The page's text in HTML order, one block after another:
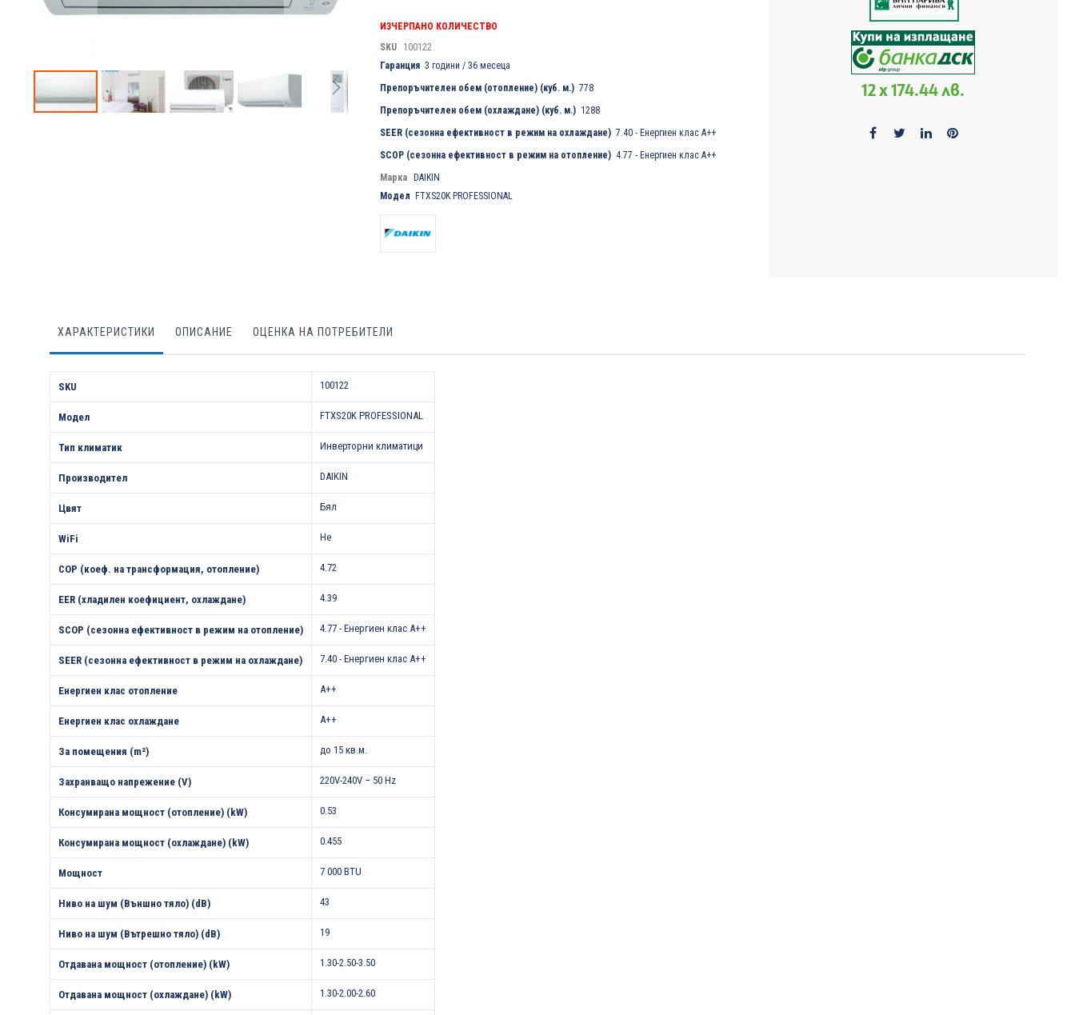
ИЗЧЕРПАНО КОЛИЧЕСТВО
SKU
100122
Гаранция 3 години / 36 месеца
Препоръчителен обем (отопление) (куб. м.) 778
Препоръчителен обем (охлаждане) (куб. м.) 1288
SEER (сезонна ефективност в режим на охлаждане) 7.40 - Енергиен клас A++
SCOP (сезонна ефективност в режим на отопление) 4.77 - Енергиен клас A++
Марка DAIKIN
Модел FTXS20K PROFESSIONAL
12 x 174.44 лв.
ХАРАКТЕРИСТИКИ ОПИСАНИЕ ОЦЕНКА НА ПОТРЕБИТЕЛИ
SKU
100122
Модел FTXS20K PROFESSIONAL
Тип климатик Инверторни климатици
Производител DAIKIN
Цвят Бял
WiFi Не
COP (коеф. на трансформация, отопление) 4.72
EER (хладилен коефициент, охлаждане) 4.39
SCOP (сезонна ефективност в режим на отопление) 4.77 - Енергиен клас A++
SEER (сезонна ефективност в режим на охлаждане) 7.40 - Енергиен клас A++
Енергиен клас отопление A++
Енергиен клас охлаждане A++
За помещения (m²) до 15 кв.м.
Захранващо напрежение (V) 220V-240V – 50 Hz
Консумирана мощност (отопление) (kW) 0.53
Консумирана мощност (охлаждане) (kW) 0.455
Мощност 7 000 BTU
Ниво на шум (Външно тяло) (dB) 43
Ниво на шум (Вътрешно тяло) (dB) 19
Отдавана мощност (отопление) (kW) 1.30-2.50-3.50
Отдавана мощност (охлаждане) (kW) 1.30-2.00-2.60